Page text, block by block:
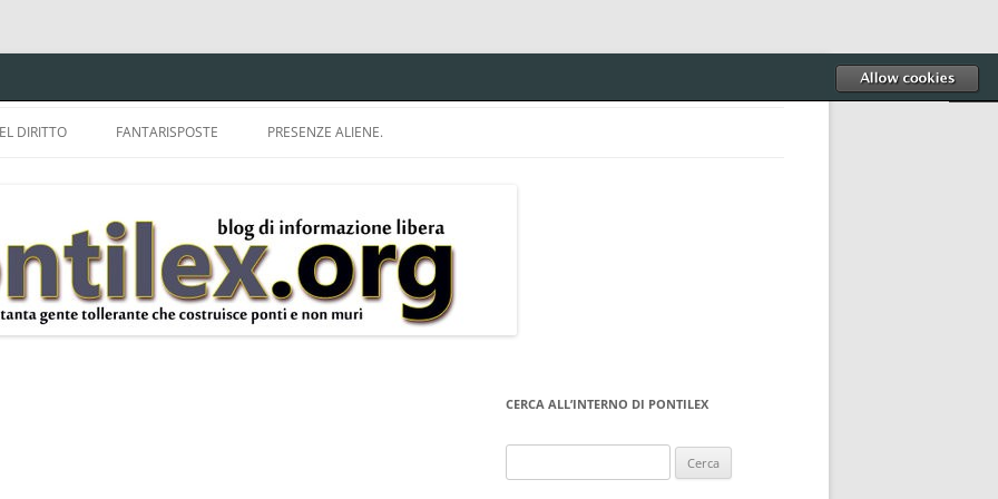
DIRITTO
DELLA LDA 633.
E
FANTARISPOSTE PRESENZE ALIENE.
CERCA ALL’INTERNO DI PONTILEX
per: